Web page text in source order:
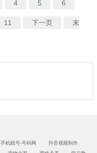
4 5 6
11 下一页 末
手机靓号-号码网
抖音视频制作